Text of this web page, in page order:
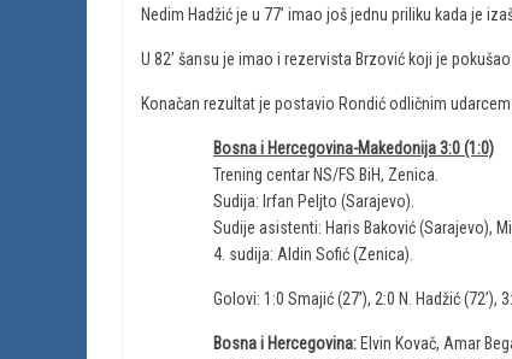
Nedim Hadžić je u 77’ imao još jednu priliku kada je
U 82’ šansu je imao i rezervista Brzović koji je
Konačan rezultat je postavio Rondić odličnim udarcem
Bosna i Hercegovina-Makedonija 3:0 (1:0)
Trening centar NS/FS BiH, Zenica.
Sudija: Irfan Peljto (Sarajevo).
Sudije asistenti: Haris Baković (Sarajevo),
4. sudija: Aldin Sofić (Zenica).
Golovi: 1:0 Smajić (27’), 2:0 N. Hadžić (72’),
Bosna i Hercegovina: Elvin Kovač, Amar